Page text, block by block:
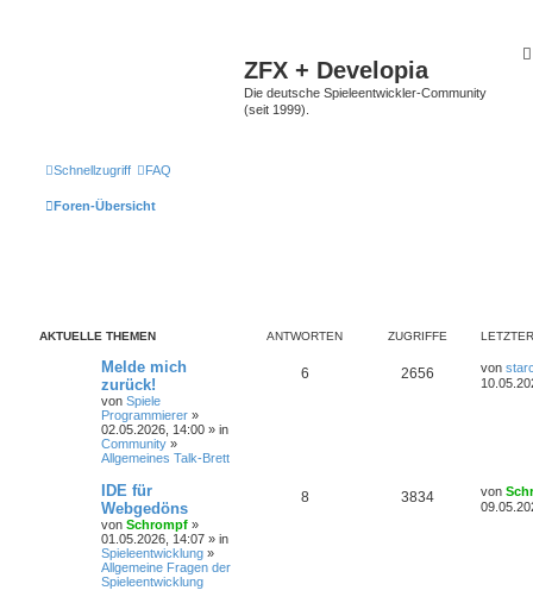
ZFX + Developia
Die deutsche Spieleentwickler-Community
(seit 1999).
Schnellzugriff FAQ
Foren-Übersicht
AKTUELLE THEMEN ANTWORTEN ZUGRIFFE
Melde mich
zurück!
von Spiele
Programmierer »
02.05.2026, 14:00 » in
Community »
Allgemeines Talk-Brett
6 2656 von
IDE für
Webgedöns
von Schrompf »
01.05.2026, 14:07 » in
Spieleentwicklung »
Allgemeine Fragen der
Spieleentwicklung
8 3834 von